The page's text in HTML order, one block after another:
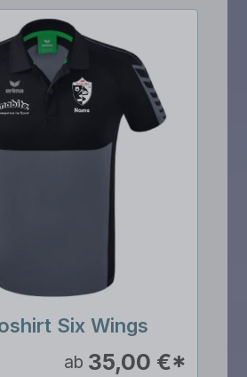
Six Wings
ab 35,00 €*